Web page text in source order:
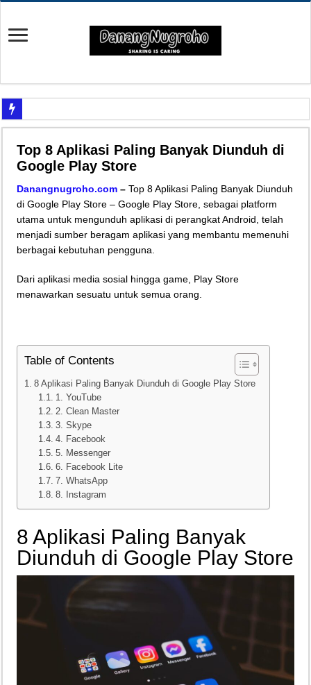
Yuk Cari Tahu Cara Memanfaatkan Teknologi Waze
Begini Upaya Memperbaiki Elektronik TV yang Rusak Hanya Ada Layar Putih
Tips Memperbaiki Elektronik Speaker Sound yang Bunyi Kemresek
Tutorial Memasang Kabel Listrik untuk Pengairan Tambak dengan Elektronik
Elektronik Canggih, Kulkas Inverter vs Non-Inverter
Mekanik Pemula? Ini Cara Cerdas Memilih Oli Asli Biar Gak Ketipu
Top 8 Aplikasi Paling Banyak Diunduh di
Google Play Store
Danangnugroho.com – Top 8 Aplikasi Paling Banyak Diunduh
di Google Play Store – Google Play Store, sebagai platform
utama untuk mengunduh aplikasi di perangkat Android, telah
menjadi sumber beragam aplikasi yang membantu memenuhi
berbagai kebutuhan pengguna.
Dari aplikasi media sosial hingga game, Play Store
menawarkan sesuatu untuk semua orang.
Table of Contents
8 Aplikasi Paling Banyak Diunduh di Google Play Store
1. YouTube
2. Clean Master
3. Skype
4. Facebook
5. Messenger
6. Facebook Lite
7. WhatsApp
8. Instagram
8 Aplikasi Paling Banyak
Diunduh di Google Play Store